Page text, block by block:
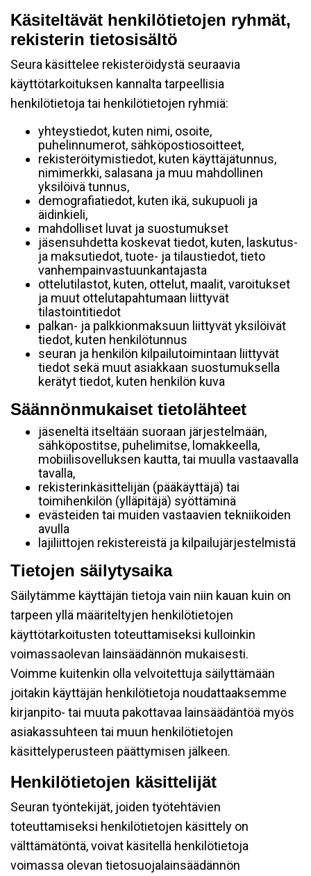
Käsiteltävät henkilötietojen ryhmät,
rekisterin tietosisältö
Seura käsittelee rekisteröidystä seuraavia
käyttötarkoituksen kannalta tarpeellisia
henkilötietoja tai henkilötietojen ryhmiä:
yhteystiedot, kuten nimi, osoite,
puhelinnumerot, sähköpostiosoitteet,
rekisteröitymistiedot, kuten käyttäjätunnus,
nimimerkki, salasana ja muu mahdollinen
yksilöivä tunnus,
demografiatiedot, kuten ikä, sukupuoli ja
äidinkieli,
mahdolliset luvat ja suostumukset
jäsensuhdetta koskevat tiedot, kuten, laskutus-
ja maksutiedot, tuote- ja tilaustiedot, tieto
vanhempainvastuunkantajasta
ottelutilastot, kuten, ottelut, maalit, varoitukset
ja muut ottelutapahtumaan liittyvät
tilastointitiedot
palkan- ja palkkionmaksuun liittyvät yksilöivät
tiedot, kuten henkilötunnus
seuran ja henkilön kilpailutoimintaan liittyvät
tiedot sekä muut asiakkaan suostumuksella
kerätyt tiedot, kuten henkilön kuva
Säännönmukaiset tietolähteet
jäseneltä itseltään suoraan järjestelmään,
sähköpostitse, puhelimitse, lomakkeella,
mobiilisovelluksen kautta, tai muulla vastaavalla
tavalla,
rekisterinkäsittelijän (pääkäyttäjä) tai
toimihenkilön (ylläpitäjä) syöttäminä
evästeiden tai muiden vastaavien tekniikoiden
avulla
lajiliittojen rekistereistä ja kilpailujärjestelmistä
Tietojen säilytysaika
Säilytämme käyttäjän tietoja vain niin kauan kuin on
tarpeen yllä määriteltyjen henkilötietojen
käyttötarkoitusten toteuttamiseksi kulloinkin
voimassaolevan lainsäädännön mukaisesti.
Voimme kuitenkin olla velvoitettuja säilyttämään
joitakin käyttäjän henkilötietoja noudattaaksemme
kirjanpito- tai muuta pakottavaa lainsäädäntöä myös
asiakassuhteen tai muun henkilötietojen
käsittelyperusteen päättymisen jälkeen.
Henkilötietojen käsittelijät
Seuran työntekijät, joiden työtehtävien
toteuttamiseksi henkilötietojen käsittely on
välttämätöntä, voivat käsitellä henkilötietoja
voimassa olevan tietosuojalainsäädännön